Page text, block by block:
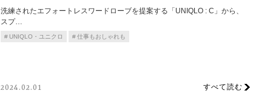
洗練されたエフォートレスワードローブを提案する「UNIQLO : C」から、
スプ…
UNIQLO・ユニクロ 仕事もおしゃれも
2024.02.01 すべて読む